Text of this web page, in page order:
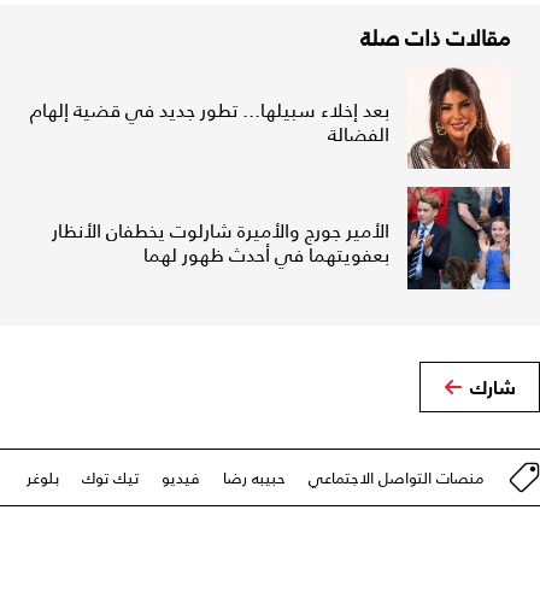
مقالات ذات صلة
بعد إخلاء سبيلها... تطور جديد في قضية إلهام
الفضالة
الأمير جورج والأميرة شارلوت يخطفان الأنظار
بعفويتهما في أحدث ظهور لهما
شارك
منصات التواصل الاجتماعي حبيبه رضا فيديو تيك توك بلوغر